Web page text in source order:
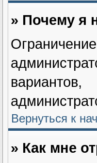
» Почему я
Вернуться к
» Как мне